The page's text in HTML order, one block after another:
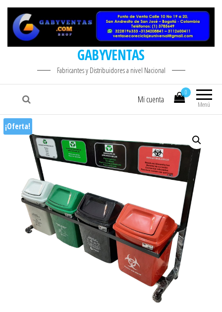
GABYVENTAS
Fabricantes y Distribuidores a nivel Nacional
Menú
0
Mi cuenta
¡Oferta!